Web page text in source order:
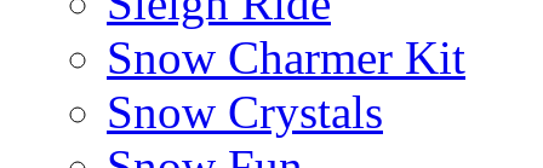
Snow Charmer Kit
Snow Crystals